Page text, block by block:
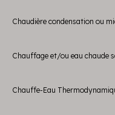
Chaudière condensation ou
Chauffage et/ou eau chaude
Chauffe-Eau